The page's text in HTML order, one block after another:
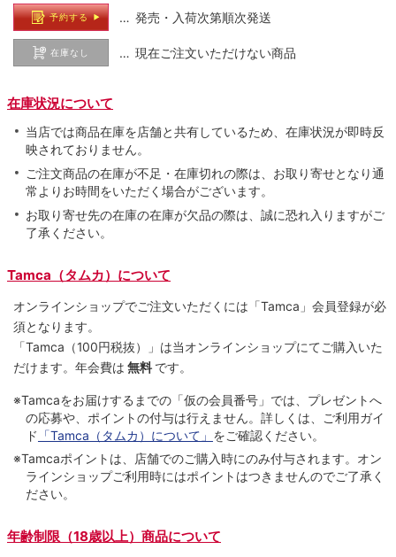
予約する … 発売・入荷次第順次発送
在庫なし … 現在ご注文いただけない商品
在庫状況について
当店では商品在庫を店舗と共有しているため、在庫状況が即時反
映されておりません。
ご注文商品の在庫が不足・在庫切れの際は、お取り寄せとなり通
常よりお時間をいただく場合がございます。
お取り寄せ先の在庫の在庫が欠品の際は、誠に恐れ入りますがご
了承ください。
Tamca（タムカ）について
オンラインショップでご注⽂いただくには「Tamca」会員登録が必
須となります。
「Tamca （100円税抜）
」は当オンラインショップにてご購⼊いた
だけます。 年会費は 無料 です。
※Tamcaをお届けするまでの「仮の会員番号」では、プレゼントへ
の応募や、ポイントの付与は⾏えません。詳しくは、ご利⽤ガイ
ド 「Tamca（タムカ）について」 をご確認ください。
※Tamcaポイントは、店舗でのご購⼊時にのみ付与されます。オン
ラインショップご利用時にはポイントはつきませんのでご了承く
ださい。
年齢制限（18歳以上）商品について